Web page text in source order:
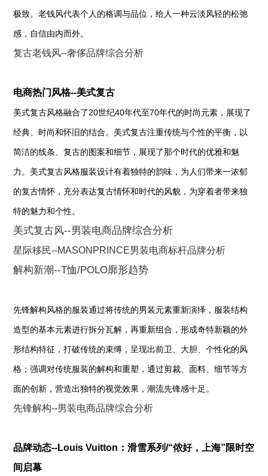
极致。老钱风代表个人的格调与品位，给人一种云淡风轻的松弛
感，自信由内而外。
复古老钱风--奢侈品牌综合分析
电商热门风格--美式复古
美式复古风格融合了20世纪40年代至70年代的时尚元素，展现了
经典、时尚和怀旧的结合。美式复古注重传统与个性的平衡，以
简洁的线条、复古的图案和细节，展现了那个时代的优雅和魅
力。美式复古风格服装设计有着独特的韵味，为人们带来一浓郁
的复古情怀，充分表达复古情怀和时代的风貌，为穿着者带来独
特的魅力和个性。
美式复古风--男装电商品牌综合分析
星际移民--MASONPRINCE男装电商标杆品牌分析
解构新潮--T恤/POLO廓形趋势
先锋解构风格的服装通过将传统的男装元素重新演绎，服装结构
造型的基本元素进行拆分瓦解，再重新组合，形成奇特新颖的外
形结构特征，打破传统的束缚，呈现出前卫、大胆、个性化的风
格；强调对传统服装的解构和重塑，通过剪裁、面料、细节等方
面的创新，营造出独特的视觉效果，潮流先锋感十足。
先锋解构--男装电商品牌综合分析
品牌动态--Louis Vuitton：滑雪系列/“侬好，上海”限时空
间启幕